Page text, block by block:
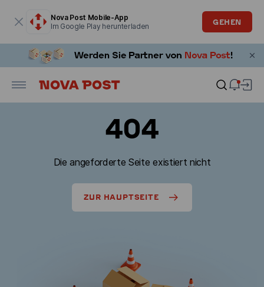
Nova Post Mobile-App
Im Google Play herunterladen
GEHEN
404
Die angeforderte Seite existiert nicht
ZUR HAUPTSEITE